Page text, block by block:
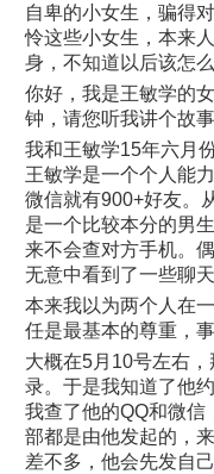
自卑的小女生，骗得
怜这些小女生，本来
身，不知道以后该怎么
你好，我是王敏学的
钟，请您听我讲个故事
我和王敏学15年六月
王敏学是一个个人能
微信就有900+好友。
是一个比较本分的男
来不会查对方手机。
无意中看到了一些聊
本来我以为两个人在
任是最基本的尊重，
大概在5月10号左右
录。于是我知道了他
我查了他的QQ和微信
部都是由他发起的，
差不多，他会先发自